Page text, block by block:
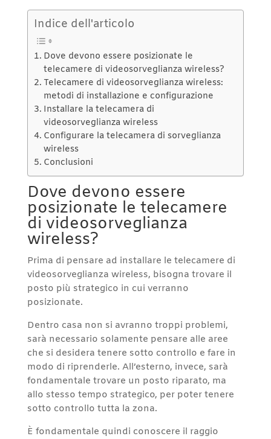
Indice dell'articolo
Dove devono essere posizionate le
telecamere di videosorveglianza wireless?
Telecamere di videosorveglianza wireless:
metodi di installazione e configurazione
Installare la telecamera di
videosorveglianza wireless
Configurare la telecamera di sorveglianza
wireless
Conclusioni
Dove devono essere
posizionate le telecamere
di videosorveglianza
wireless?
Prima di pensare ad installare le telecamere di
videosorveglianza wireless, bisogna trovare il
posto più strategico in cui verranno
posizionate.
Dentro casa non si avranno troppi problemi,
sarà necessario solamente pensare alle aree
che si desidera tenere sotto controllo e fare in
modo di riprenderle. All’esterno, invece, sarà
fondamentale trovare un posto riparato, ma
allo stesso tempo strategico, per poter tenere
sotto controllo tutta la zona.
È fondamentale quindi conoscere il raggio